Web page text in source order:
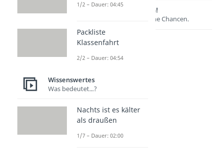
Lernen lohnt sich!
Entdecke hier deine Chancen.
Weitere Inhalte:
1/2 – Dauer: 04:45
Packliste
Klassenfahrt
2/2 – Dauer: 04:54
Wissenswertes
Was bedeutet...?
Nachts ist es kälter
als draußen
1/7 – Dauer: 02:00